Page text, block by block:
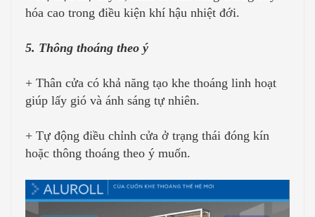
hóa cao trong điều kiện khí hậu nhiệt đới.
5. Thông thoáng theo ý
+ Thân cửa có khả năng tạo khe thoáng linh hoạt
giúp lấy gió và ánh sáng tự nhiên.
+ Tự động điều chỉnh cửa ở trạng thái đóng kín
hoặc thông thoáng theo ý muốn.